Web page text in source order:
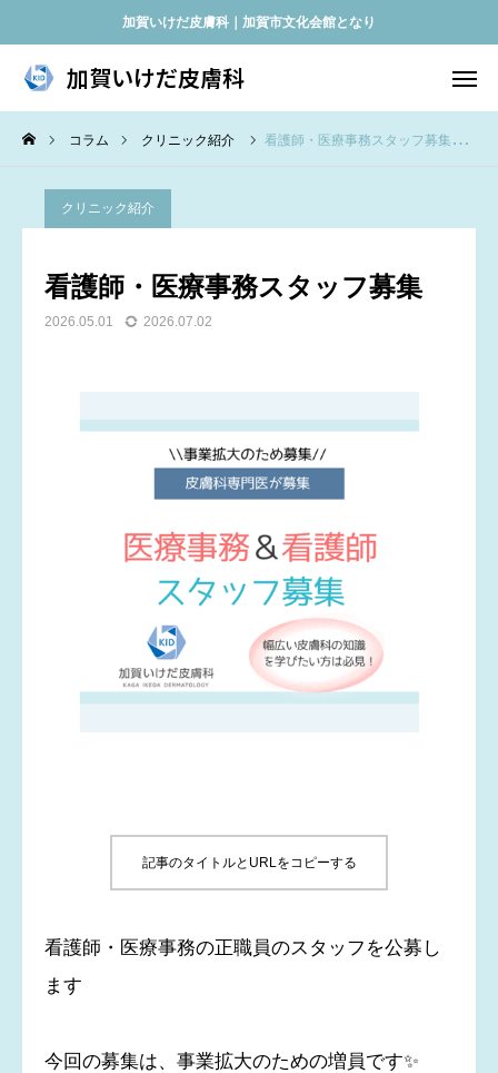
加賀いけだ皮膚科｜加賀市文化会館となり
加賀いけだ皮膚科
コラム クリニック紹介 看護師・医療事務スタッフ募集
クリニック紹介
看護師・医療事務スタッフ募集
2026.05.01 2026.07.02
記事のタイトルとURLをコピーする
看護師・医療事務の正職員のスタッフを公募し
ます
今回の募集は、事業拡大のための増員です✨
加賀いけだ皮膚科
当日順番取り
アクセス
ホーム
お知らせ
自由診療 料金表